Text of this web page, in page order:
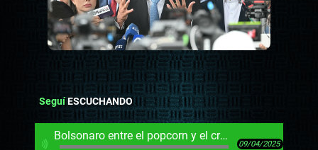
SeguíESCUCHANDO
Bolsonaro entre el popcorn y el crímen contra el Estado brasileño
09/04/2025